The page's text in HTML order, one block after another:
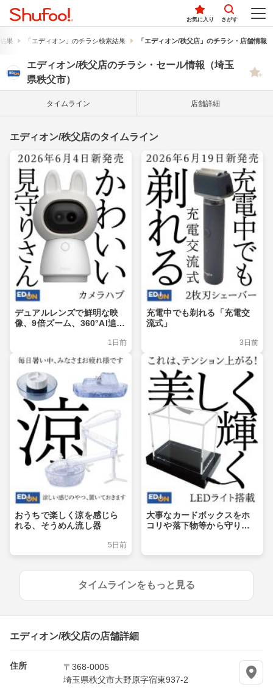
お気に入り さがす
果 「エディオン」のチラシ検索結果 「エディオン/秩父店」のチラシ・店舗情報
エディオン/秩父店のチラシ・セール情報（埼玉
県秩父市）
タイム ライン 店舗詳細
エディオン/秩父店のタイムライン
デュアルレンズで鮮明な映
像、9倍ズーム、360°Al追
1日前
充電中でも剃れる「充電交
流式」
3日前
おうちで楽しく涼を感じら
れる、そうめん流し器
5日前
大事なカードボックスをホ
コリや落下物等から守りつ
タイムラインをもっと見る
エディオン/秩父店の店舗詳細
住所
〒368-0005
埼玉県秩父市大野原字宿東937-2